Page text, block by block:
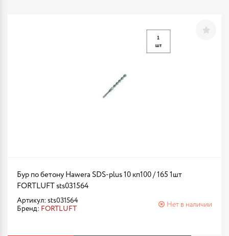
Бур по бетону Hawera SDS-plus 10 кп100 / 165 1шт
FORTLUFT sts031564
Артикул: sts031564
Бренд: FORTLUFT
Нет в наличии